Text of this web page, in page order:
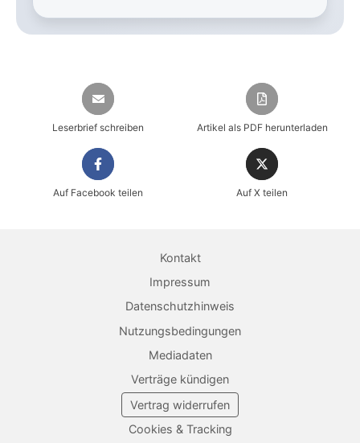
Magazin direkt im Browser lesen
Dauerhaft als PDF behalten
Leserbrief schreiben Artikel als PDF herunterladen
Auf Facebook teilen Auf X teilen
Kontakt
Impressum
Datenschutzhinweis
Nutzungsbedingungen
Mediadaten
Verträge kündigen
Vertrag widerrufen
Cookies & Tracking